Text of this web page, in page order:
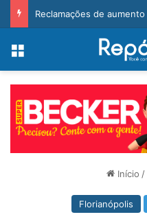
Menu
Início /
Florianópolis